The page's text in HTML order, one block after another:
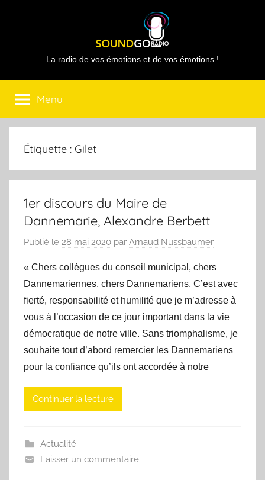
Sound
Go
Radio
La radio de vos émotions et de vos émotions !
Menu
Étiquette : Gilet
1er discours du Maire de
Dannemarie, Alexandre Berbett
Publié le 28 mai 2020 par Arnaud Nussbaumer
« Chers collègues du conseil municipal, chers
Dannemariennes, chers Dannemariens, C’est avec
fierté, responsabilité et humilité que je m’adresse à
vous à l’occasion de ce jour important dans la vie
démocratique de notre ville. Sans triomphalisme, je
souhaite tout d’abord remercier les Dannemariens
pour la confiance qu’ils ont accordée à notre
Continuer la lecture
Actualité
Laisser un commentaire